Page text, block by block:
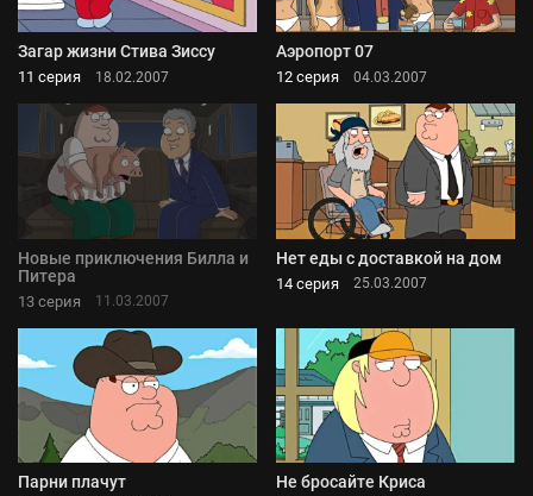
Загар жизни Стива Зиссу
11 серия 18.02.2007
Аэропорт 07
12 серия 04.03.2007
Новые приключения Билла и
Питера
13 серия 11.03.2007
Нет еды с доставкой на дом
14 серия 25.03.2007
Парни плачут Не бросайте Криса